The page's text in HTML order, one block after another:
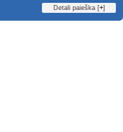
Detali paieška [+]